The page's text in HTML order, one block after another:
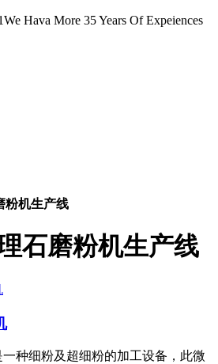
We Hava More 35 Years Of Expeiences
粉机生产线
石磨粉机生产线
种细粉及超细粉的加工设备，此微